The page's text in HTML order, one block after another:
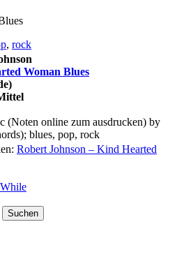
, rock
Woman Blues
(Noten online zum ausdrucken) by
blues, pop, rock
Robert Johnson – Kind Hearted